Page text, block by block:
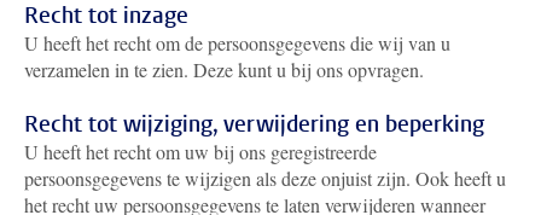
Recht tot inzage
U heeft het recht om de persoonsgegevens die wij van u
verzamelen in te zien. Deze kunt u bij ons opvragen.
Recht tot wijziging, verwijdering en beperking
U heeft het recht om uw bij ons geregistreerde
persoonsgegevens te wijzigen als deze onjuist zijn. Ook heeft u
het recht uw persoonsgegevens te laten verwijderen wanneer